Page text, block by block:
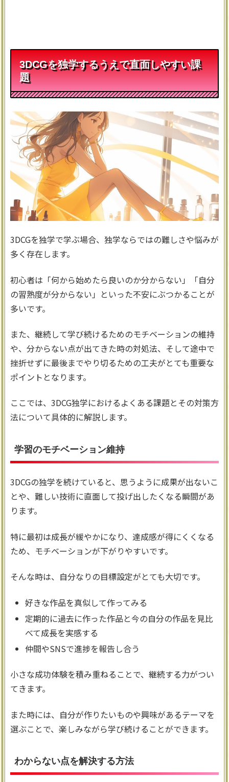
3DCGを独学するうえで直面しやすい課
題
3DCGを独学で学ぶ場合、独学ならではの難しさや悩みが
多く存在します。
初心者は「何から始めたら良いのか分からない」「自分
の習熟度が分からない」といった不安にぶつかることが
多いです。
また、継続して学び続けるためのモチベーションの維持
や、分からない点が出てきた時の対処法、そして途中で
挫折せずに最後までやり切るための工夫がとても重要な
ポイントとなります。
ここでは、3DCG独学におけるよくある課題とその対策方
法について具体的に解説します。
学習のモチベーション維持
3DCGの独学を続けていると、思うように成果が出ないこ
とや、難しい技術に直面して投げ出したくなる瞬間があ
ります。
特に最初は成長が緩やかになり、達成感が得にくくなる
ため、モチベーションが下がりやすいです。
そんな時は、自分なりの目標設定がとても大切です。
好きな作品を真似して作ってみる
定期的に過去に作った作品と今の自分の作品を見比
べて成長を実感する
仲間やSNSで進捗を報告し合う
小さな成功体験を積み重ねることで、継続する力がつい
てきます。
また時には、自分が作りたいものや興味があるテーマを
選ぶことで、楽しみながら学び続けることができます。
わからない点を解決する方法